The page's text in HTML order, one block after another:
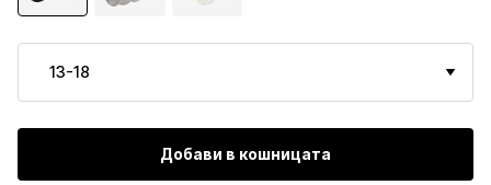
13-18
Добави в кошницата